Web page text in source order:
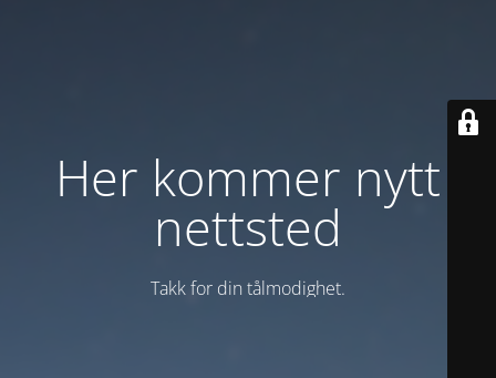
Her kommer nytt
nettsted
Takk for din tålmodighet.